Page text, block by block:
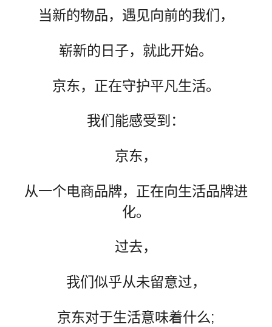
当新的物品，遇见向前的我们，
崭新的日子，就此开始。
京东，正在守护平凡生活。
我们能感受到：
京东，
从一个电商品牌，正在向生活品牌进
化。
过去，
我们似乎从未留意过，
京东对于生活意味着什么;